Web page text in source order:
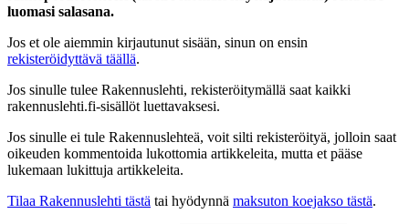
luomasi salasana.
Jos et ole aiemmin kirjautunut sisään, sinun on ensin
rekisteröidyttävä täällä.
Jos sinulle tulee Rakennuslehti, rekisteröitymällä saat kaikki
rakennuslehti.fi-sisällöt luettavaksesi.
Jos sinulle ei tule Rakennuslehteä, voit silti rekisteröityä, jolloin saat
oikeuden kommentoida lukottomia artikkeleita, mutta et pääse
lukemaan lukittuja artikkeleita.
Tilaa Rakennuslehti tästä tai hyödynnä maksuton koejakso tästä.